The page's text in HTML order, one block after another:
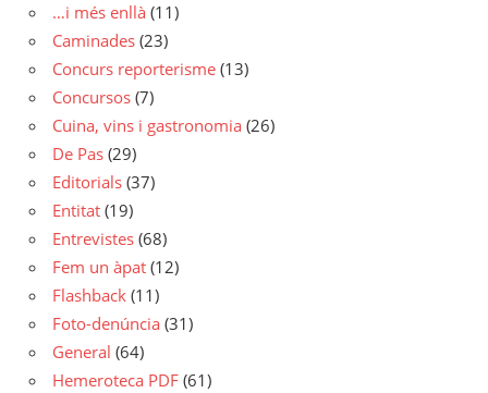
…i més enllà (11)
Caminades (23)
Concurs reporterisme (13)
Concursos (7)
Cuina, vins i gastronomia (26)
De Pas (29)
Editorials (37)
Entitat (19)
Entrevistes (68)
Fem un àpat (12)
Flashback (11)
Foto-denúncia (31)
General (64)
Hemeroteca PDF (61)